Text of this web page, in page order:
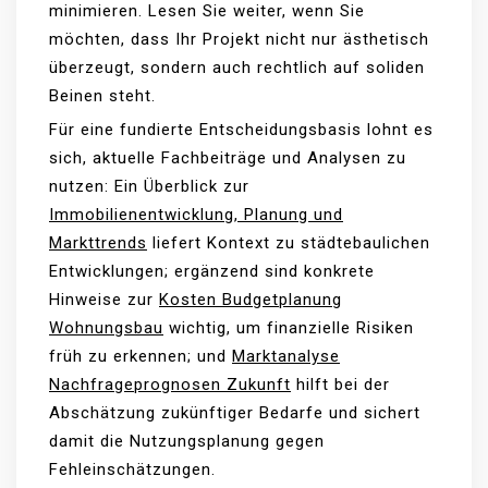
minimieren. Lesen Sie weiter, wenn Sie
möchten, dass Ihr Projekt nicht nur ästhetisch
überzeugt, sondern auch rechtlich auf soliden
Beinen steht.
Für eine fundierte Entscheidungsbasis lohnt es
sich, aktuelle Fachbeiträge und Analysen zu
nutzen: Ein Überblick zur
Immobilienentwicklung, Planung und
Markttrends liefert Kontext zu städtebaulichen
Entwicklungen; ergänzend sind konkrete
Hinweise zur Kosten Budgetplanung
Wohnungsbau wichtig, um finanzielle Risiken
früh zu erkennen; und Marktanalyse
Nachfrageprognosen Zukunft hilft bei der
Abschätzung zukünftiger Bedarfe und sichert
damit die Nutzungsplanung gegen
Fehleinschätzungen.